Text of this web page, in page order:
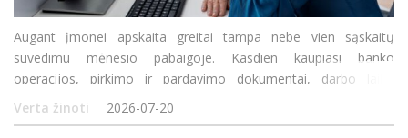
Augant įmonei apskaita greitai tampa nebe vien sąskaitų
suvedimu mėnesio pabaigoje. Kasdien kaupiasi banko
operacijos, pirkimo ir pardavimo dokumentai, darbo laiko
duomenys, prekių judėjimo įrašai bei vadovui reikalinga
finansinė informacija. Kai šie procesai valdomi skirtingose lentel
Verta žinoti 2026-07-20